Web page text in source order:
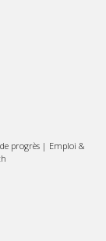
progrès | Emploi &